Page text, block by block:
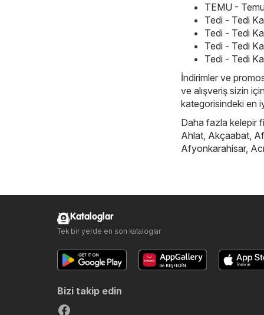
TEMU -
Tedi - Tedi
Tedi - Tedi
Tedi - Tedi
Tedi - Tedi
İndirimler ve
ve alışveriş sizin
kategorisindeki en
Daha fazla kelepir
Ahlat Akçaabat
Afyonkarahisar,
Kataloglar
Tek bir yerde en son kataloglar
Bizi takip edin